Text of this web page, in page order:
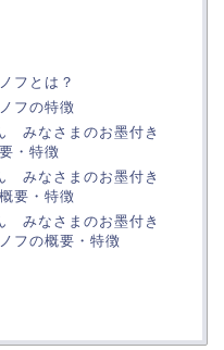
フとは？
フの特徴
みなさまのお墨付き
・特徴
みなさまのお墨付き
要・特徴
みなさまのお墨付き
フの概要・特徴